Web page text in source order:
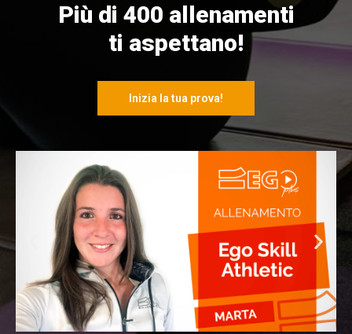
Più di 400 allenamenti
ti aspettano!
Inizia la tua prova!